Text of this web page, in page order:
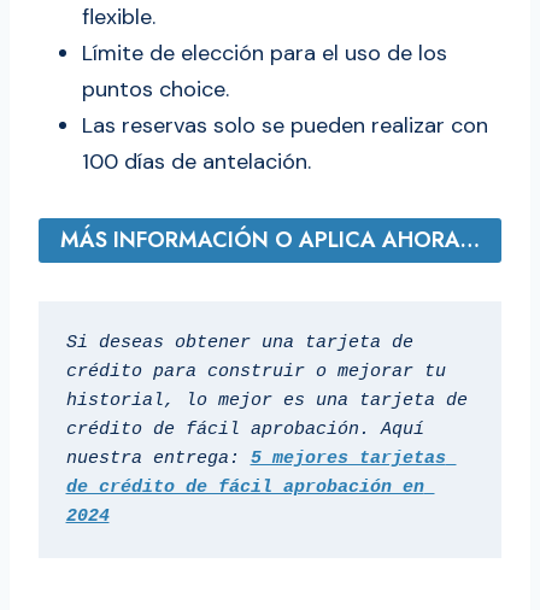
flexible.
Límite de elección para el uso de los
puntos choice.
Las reservas solo se pueden realizar con
100 días de antelación.
MÁS INFORMACIÓN O APLICA AHORA…
Si deseas obtener una tarjeta de
crédito para construir o mejorar tu
historial, lo mejor es una tarjeta de
crédito de fácil aprobación. Aquí
nuestra entrega: 5 mejores tarjetas
de crédito de fácil aprobación en
2024